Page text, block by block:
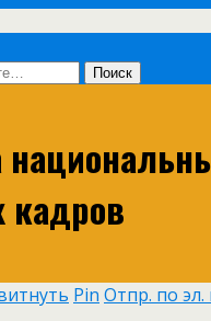
кадров
Pin Отпр. по эл.